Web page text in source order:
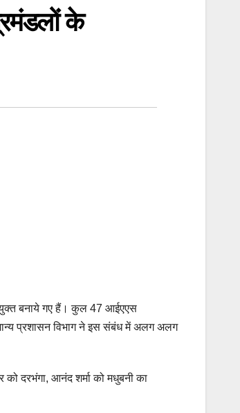
के
बनाये गए हैं। कुल 47 आईएएस
प्रशासन विभाग ने इस संबंध में अलग अलग
दरभंगा, आनंद शर्मा को मधुबनी का